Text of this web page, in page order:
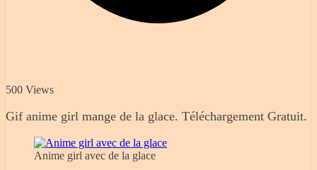
500 Views
Gif anime girl mange de la glace. Téléchargement Gratuit.
Anime girl avec de la glace